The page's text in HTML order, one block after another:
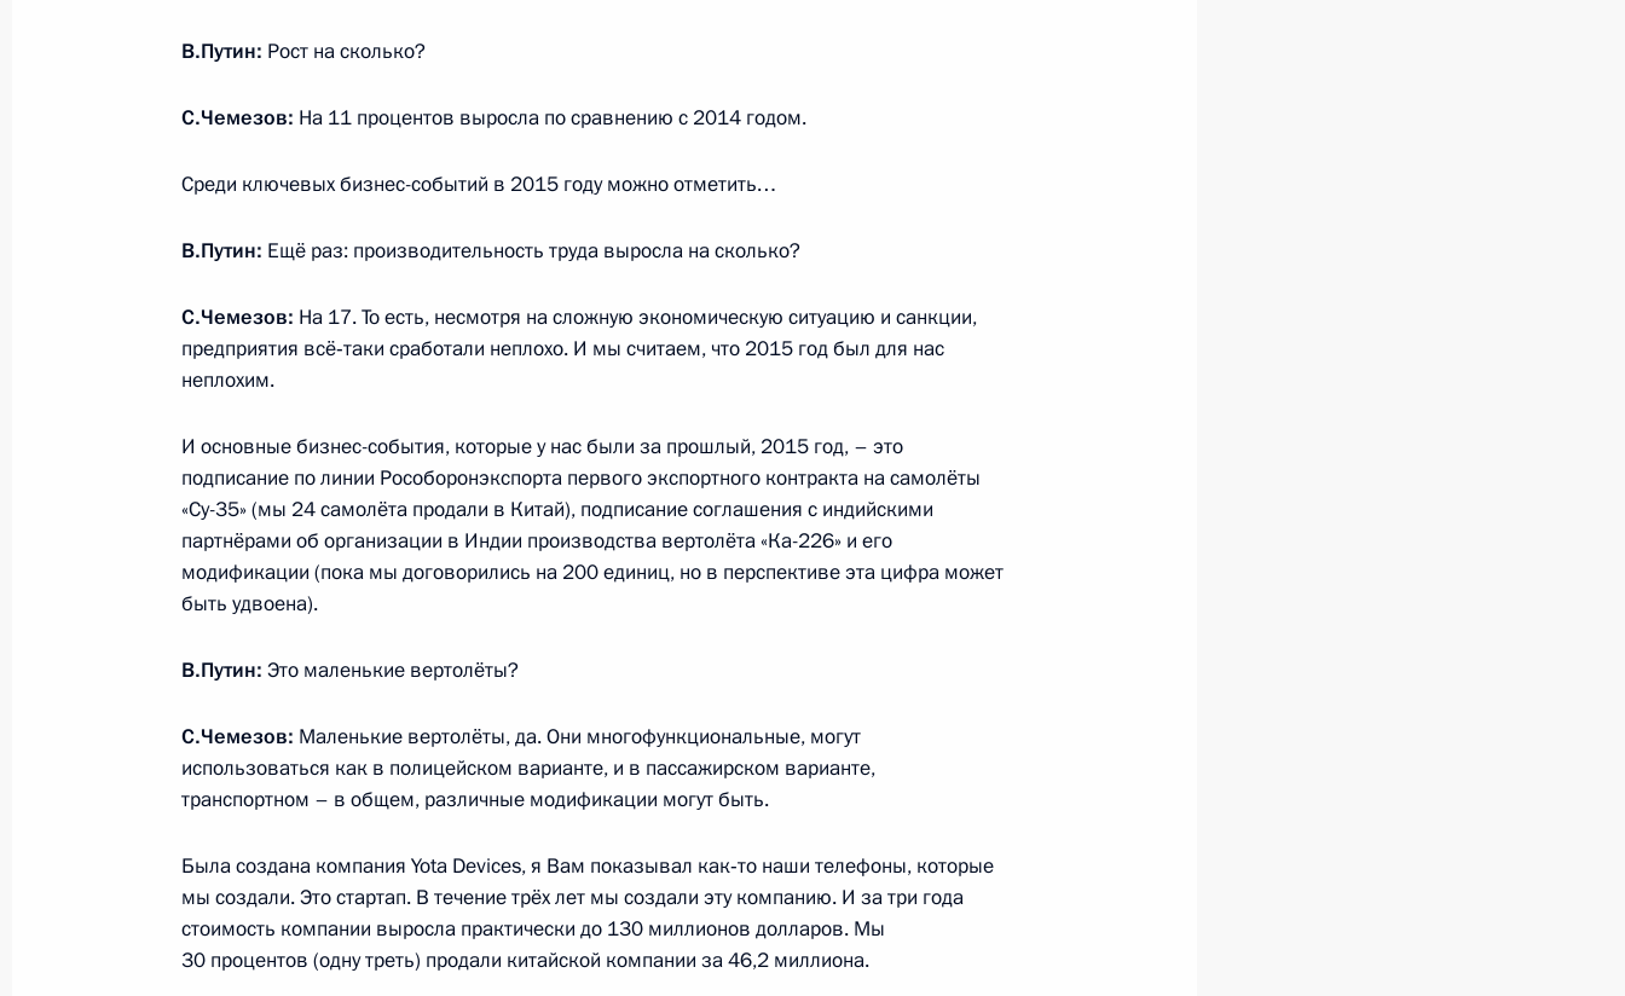
лидеров Азербайджана, Ирана и России
Воздушно-десантных войск
2 августа 2016 года, 09:00
1 августа 2016 года, понедельник
Встреча с Министром по делам Северного Кавказа Львом
Кузнецовым
1 августа 2016 года, 17:50 Москва, Кремль
Ковалёвым
1 августа 2016 года, 15:45 Москва, Кремль
Совещание с постоянными членами Совета Безопасности
1 августа 2016 года, 08:30 Санкт-Петербург
В.Путин: Рост на сколько?
С.Чемезов: На 11 процентов выросла по сравнению с 2014 годом.
Среди ключевых бизнес-событий в 2015 году можно отметить…
В.Путин: Ещё раз: производительность труда выросла на сколько?
С.Чемезов: На 17. То есть, несмотря на сложную экономическую ситуацию и санкции,
предприятия всё‑таки сработали неплохо. И мы считаем, что 2015 год был для нас
неплохим.
И основные бизнес-события, которые у нас были за прошлый, 2015 год, – это
подписание по линии Рособоронэкспорта первого экспортного контракта на самолёты
«Су-35» (мы 24 самолёта продали в Китай), подписание соглашения с индийскими
партнёрами об организации в Индии производства вертолёта «Ка-226» и его
модификации (пока мы договорились на 200 единиц, но в перспективе эта цифра может
быть удвоена).
В.Путин: Это маленькие вертолёты?
С.Чемезов: Маленькие вертолёты, да. Они многофункциональные, могут
использоваться как в полицейском варианте, и в пассажирском варианте,
транспортном – в общем, различные модификации могут быть.
Была создана компания Yota Devices, я Вам показывал как‑то наши телефоны, которые
мы создали. Это стартап. В течение трёх лет мы создали эту компанию. И за три года
стоимость компании выросла практически до 130 миллионов долларов. Мы
30 процентов (одну треть) продали китайской компании за 46,2 миллиона.